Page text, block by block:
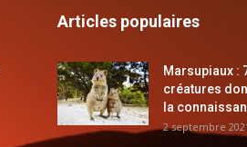
Articles populaires
Marsupiaux :
créatures
la
2 septembre